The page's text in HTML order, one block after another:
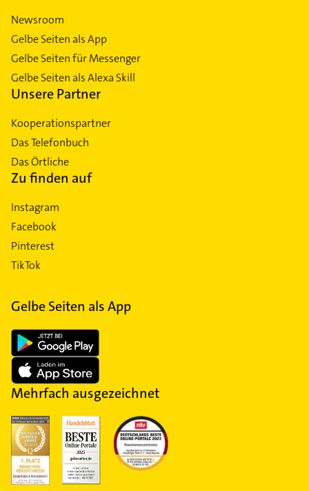
Newsroom
Gelbe Seiten als App
Gelbe Seiten für Messenger
Gelbe Seiten als Alexa Skill
Unsere Partner
Kooperationspartner
Das Telefonbuch
Das Örtliche
Zu finden auf
Instagram
Facebook
Pinterest
TikTok
Gelbe Seiten als App
Mehrfach ausgezeichnet